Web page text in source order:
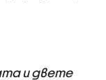
и двете